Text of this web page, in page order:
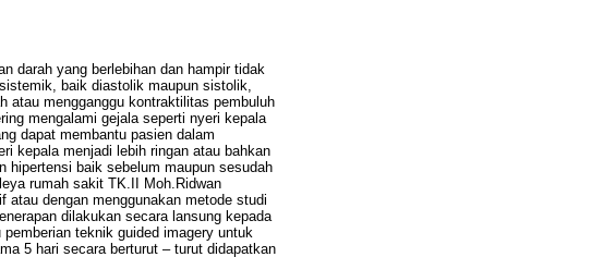
darah yang berlebihan dan hampir tidak
baik diastolik maupun sistolik,
atau mengganggu kontraktilitas pembuluh
mengalami gejala seperti nyeri kepala
dapat membantu pasien dalam
kepala menjadi lebih ringan atau bahkan
hipertensi baik sebelum maupun sesudah
rumah sakit TK.II Moh.Ridwan
atau dengan menggunakan metode studi
dilakukan secara lansung kepada
teknik guided imagery untuk
5 hari secara berturut – turut didapatkan